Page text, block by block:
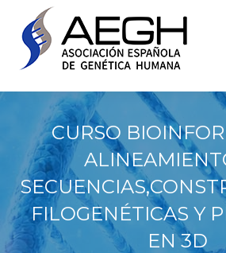
CURSO
FILOGENÉTICAS Y
EN 3D